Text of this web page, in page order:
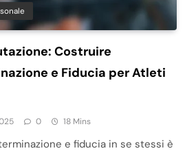
Costruire
e Fiducia per Atleti
0 18 Mins
e fiducia in se stessi è